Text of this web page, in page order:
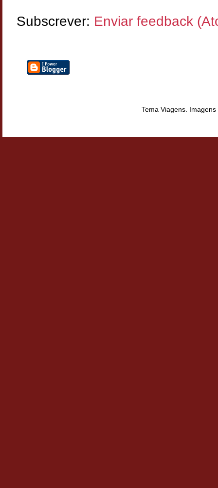
Subscrever: Enviar feedback
Tema Viagens.